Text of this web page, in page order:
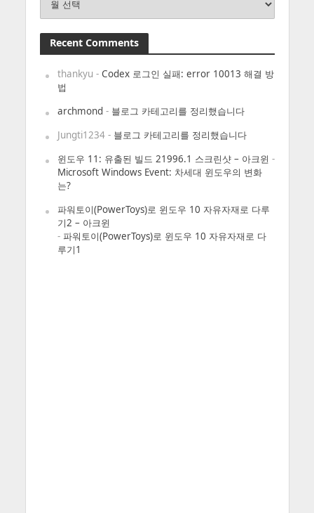
Recent Comments
thankyu - Codex 로그인 실패: error 10013 해결 방
법
archmond- 블로그 카테고리를 정리했습니다
Jungti1234- 블로그 카테고리를 정리했습니다
윈도우 11: 유출된 빌드 21996.1 스크린샷 – 아크윈 -
Microsoft Windows Event: 차세대 윈도우의 변화
는?
파워토이(PowerToys)로 윈도우 10 자유자재로 다루
기2 – 아크윈
- 파워토이(PowerToys)로 윈도우 10 자유자재로 다
루기1